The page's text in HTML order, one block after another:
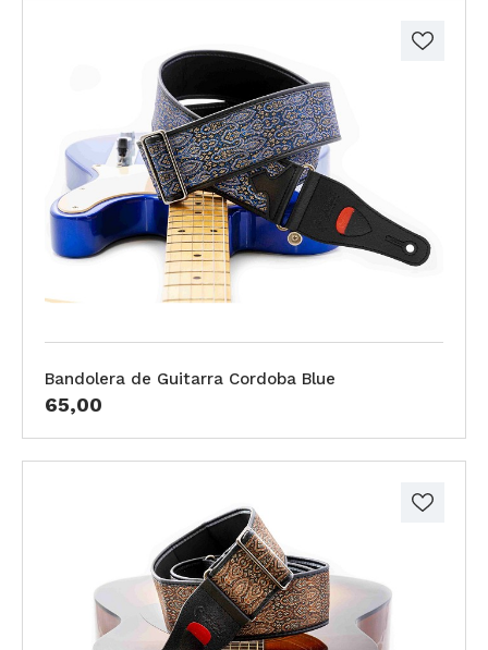
Bandolera de Guitarra Cordoba Blue
65,00